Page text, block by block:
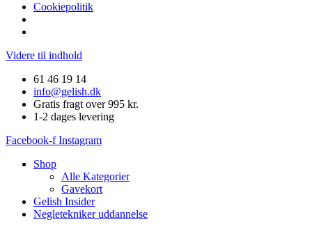
Cookiepolitik
Videre til indhold
61 46 19 14
info@gelish.dk
Gratis fragt over 995 kr.
1-2 dages levering
Facebook-f Instagram
Shop
Alle Kategorier
Gavekort
Gelish Insider
Negletekniker uddannelse